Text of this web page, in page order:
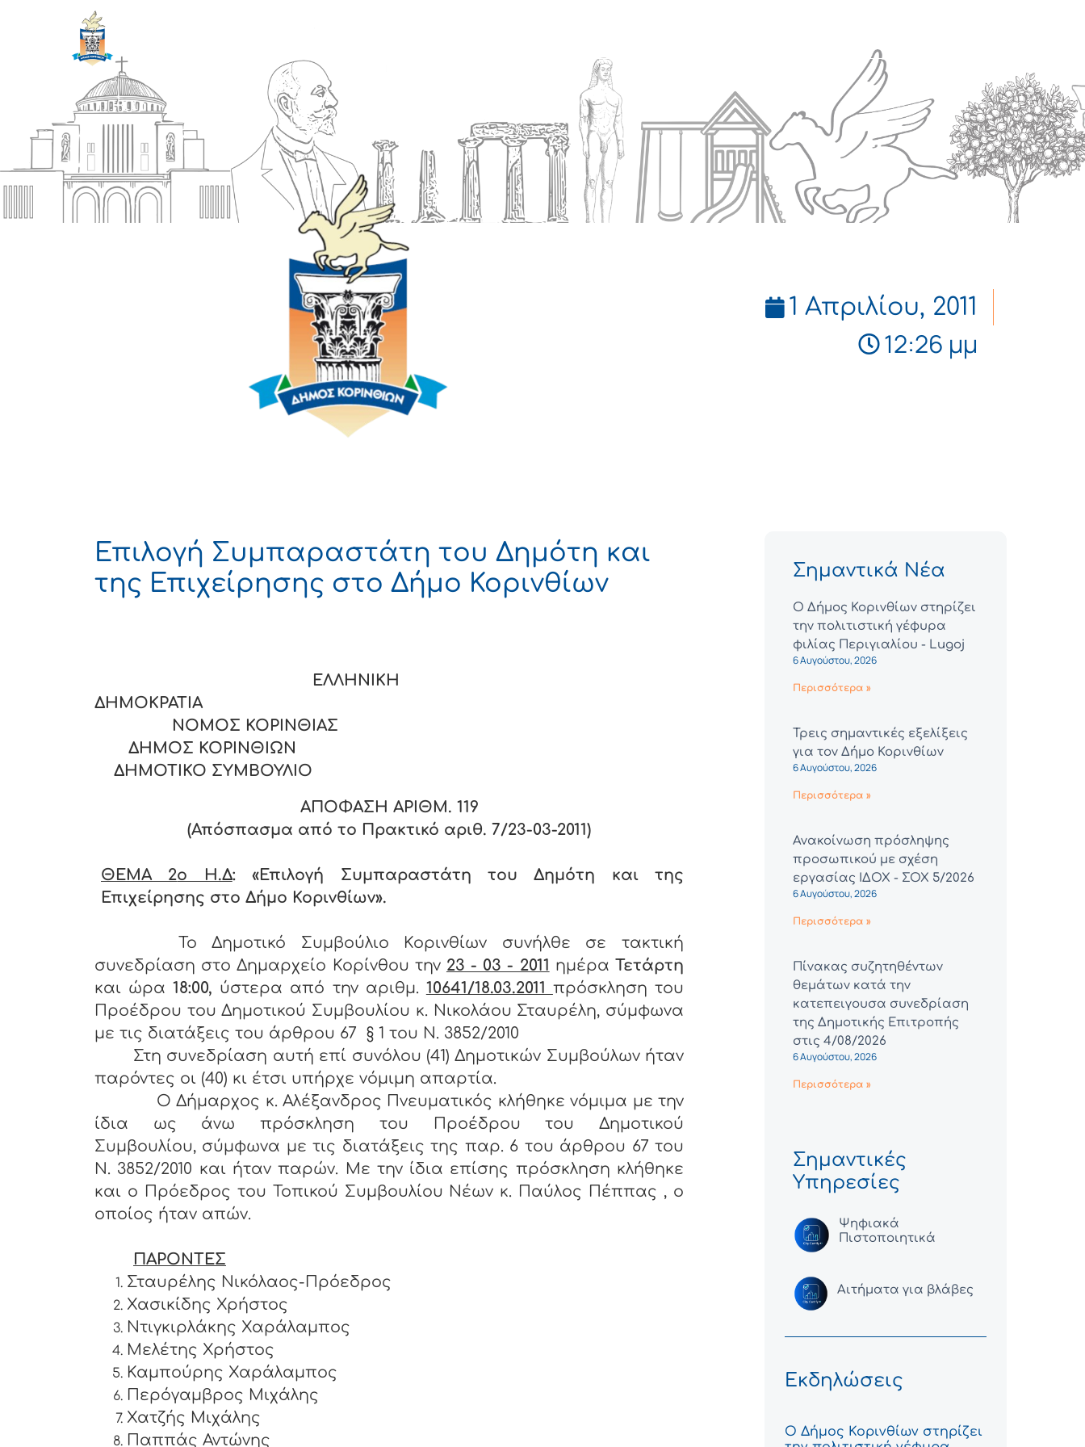
1 Απριλίου, 2011
12:26 μμ
Επιλογή Συμπαραστάτη του Δημότη και
της Επιχείρησης στο Δήμο Κορινθίων
ΕΛΛΗΝΙΚΗ
ΔΗΜΟΚΡΑΤΙΑ
ΝΟΜΟΣ ΚΟΡΙΝΘΙΑΣ
ΔΗΜΟΣ ΚΟΡΙΝΘΙΩΝ
ΔΗΜΟΤΙΚΟ ΣΥΜΒΟΥΛΙΟ
ΑΠΟΦΑΣΗ ΑΡΙΘΜ. 119
(Απόσπασμα από το Πρακτικό αριθ. 7/23-03-2011)
ΘΕΜΑ 2o Η.Δ: «Επιλογή Συμπαραστάτη του Δημότη και της
Επιχείρησης στο Δήμο Κορινθίων».
Το Δημοτικό Συμβούλιο Κορινθίων συνήλθε σε τακτική
συνεδρίαση στο Δημαρχείο Κορίνθου την 23 - 03 - 2011 ημέραΤετάρτη
και ώρα18:00, ύστερα από την αριθμ. 10641/18.03.2011 πρόσκληση του
Προέδρου του Δημοτικού Συμβουλίου κ. Νικολάου Σταυρέλη, σύμφωνα
με τις διατάξεις του άρθρου 67 § 1 του Ν. 3852/2010
Στη συνεδρίαση αυτή επί συνόλου (41) Δημοτικών Συμβούλων ήταν
παρόντες οι (40) κι έτσι υπήρχε νόμιμη απαρτία.
Ο Δήμαρχος κ. Αλέξανδρος Πνευματικός κλήθηκε νόμιμα με την
ίδια ως άνω πρόσκληση του Προέδρου του Δημοτικού
Συμβουλίου, σύμφωνα με τις διατάξεις της παρ. 6 του άρθρου 67 του
Ν. 3852/2010 και ήταν παρών. Με την ίδια επίσης πρόσκληση κλήθηκε
και ο Πρόεδρος του Τοπικού Συμβουλίου Νέων κ. Παύλος Πέππας , ο
οποίος ήταν απών.
ΠΑΡΟΝΤΕΣ
Σταυρέλης Νικόλαος-Πρόεδρος
Χασικίδης Χρήστος
Ντιγκιρλάκης Χαράλαμπος
Μελέτης Χρήστος
Καμπούρης Χαράλαμπος
Περόγαμβρος Μιχάλης
Χατζής Μιχάλης
Παππάς Αντώνης
Σημαντικά Νέα
Ο Δήμος Κορινθίων στηρίζει
την πολιτιστική γέφυρα
φιλίας Περιγιαλίου - Lugoj
6 Αυγούστου, 2026
Περισσότερα »
Τρεις σημαντικές εξελίξεις
για τον Δήμο Κορινθίων
6 Αυγούστου, 2026
Περισσότερα »
Ανακοίνωση πρόσληψης
προσωπικού με σχέση
εργασίας ΙΔΟΧ - ΣΟΧ 5/2026
6 Αυγούστου, 2026
Περισσότερα »
Πίνακας συζητηθέντων
θεμάτων κατά την
κατεπειγουσα συνεδρίαση
της Δημοτικής Επιτροπής
στις 4/08/2026
6 Αυγούστου, 2026
Περισσότερα »
Σημαντικές
Υπηρεσίες
Ψηφιακά
Πιστοποιητικά
Αιτήματα για βλάβες
Εκδηλώσεις
Ο Δήμος Κορινθίων στηρίζει